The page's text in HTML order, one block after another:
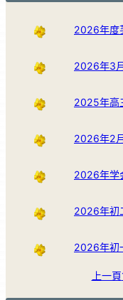
2026年度
2026年3
2025年高
2026年2
2026年学
2026年初
2026年初
上一頁